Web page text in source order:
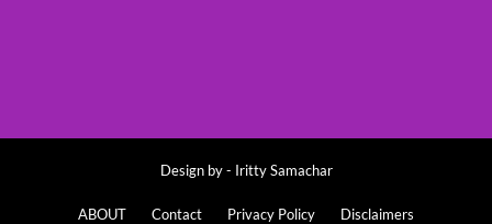
Design by - Iritty Samachar
ABOUT Contact Privacy Policy Disclaimers